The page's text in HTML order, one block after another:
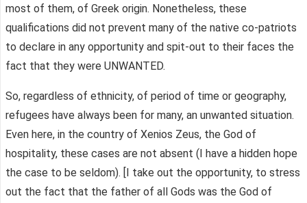
most of them, of Greek origin. Nonetheless, these
qualifications did not prevent many of the native co-patriots
to declare in any opportunity and spit-out to their faces the
fact that they were UNWANTED.
So, regardless of ethnicity, of period of time or geography,
refugees have always been for many, an unwanted situation.
Even here, in the country of Xenios Zeus, the God of
hospitality, these cases are not absent (I have a hidden hope
the case to be seldom). [I take out the opportunity, to stress
out the fact that the father of all Gods was the God of